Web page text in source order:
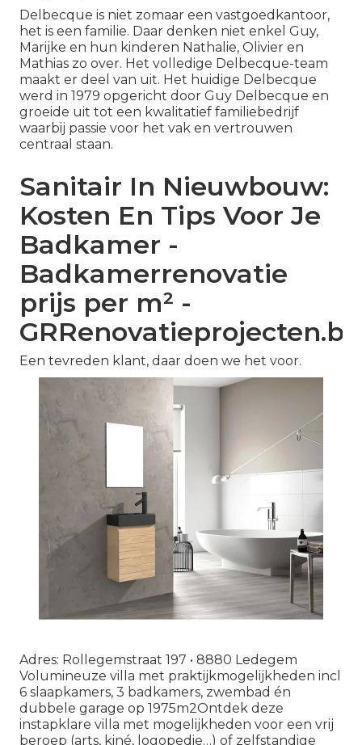
Delbecque is niet zomaar een vastgoedkantoor,
het is een familie. Daar denken niet enkel Guy,
Marijke en hun kinderen Nathalie, Olivier en
Mathias zo over. Het volledige Delbecque-team
maakt er deel van uit. Het huidige Delbecque
werd in 1979 opgericht door Guy Delbecque en
groeide uit tot een kwalitatief familiebedrijf
waarbij passie voor het vak en vertrouwen
centraal staan.
Sanitair In Nieuwbouw:
Kosten En Tips Voor Je
Badkamer -
Badkamerrenovatie
prijs per m² -
GRRenovatieprojecten.be
Een tevreden klant, daar doen we het voor.
Adres: Rollegemstraat 197 • 8880 Ledegem
Volumineuze villa met praktijkmogelijkheden incl
6 slaapkamers, 3 badkamers, zwembad én
dubbele garage op 1975m2Ontdek deze
instapklare villa met mogelijkheden voor een vrij
beroep (arts, kiné, logopedie…) of zelfstandige